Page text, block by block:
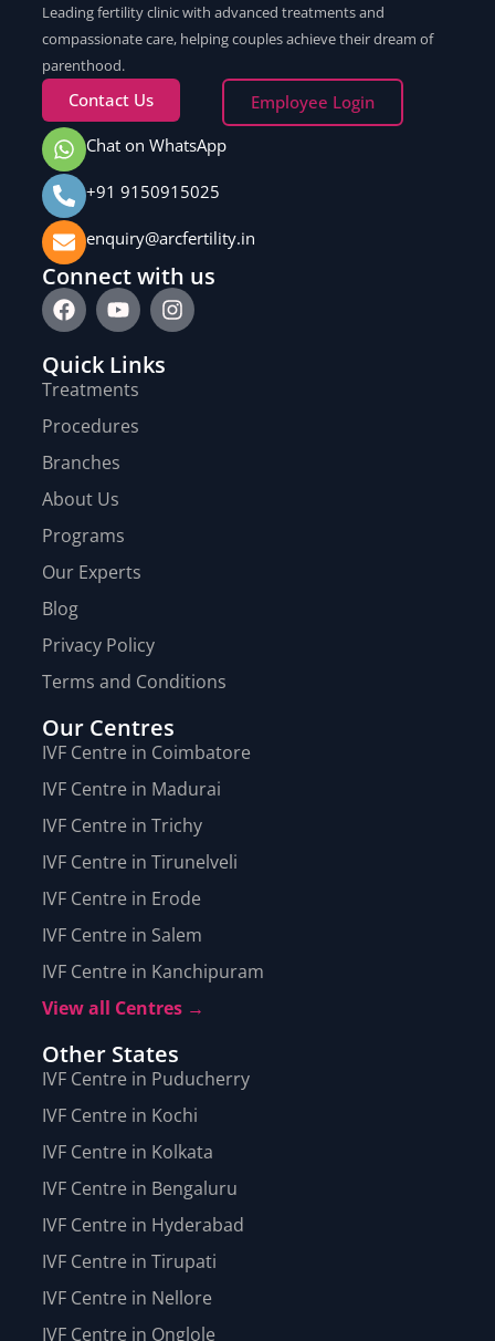
Leading fertility clinic with advanced treatments and
compassionate care, helping couples achieve their dream of
parenthood.
Contact Us
Employee Login
Chat on WhatsApp
+91 9150915025
enquiry@arcfertility.in
Connect with us
Quick Links
Treatments
Procedures
Branches
About Us
Programs
Our Experts
Blog
Privacy Policy
Terms and Conditions
Our Centres
IVF Centre in Coimbatore
IVF Centre in Madurai
IVF Centre in Trichy
IVF Centre in Tirunelveli
IVF Centre in Erode
IVF Centre in Salem
IVF Centre in Kanchipuram
View all Centres →
Other States
IVF Centre in Puducherry
IVF Centre in Kochi
IVF Centre in Kolkata
IVF Centre in Bengaluru
IVF Centre in Hyderabad
IVF Centre in Tirupati
IVF Centre in Nellore
IVF Centre in Onglole